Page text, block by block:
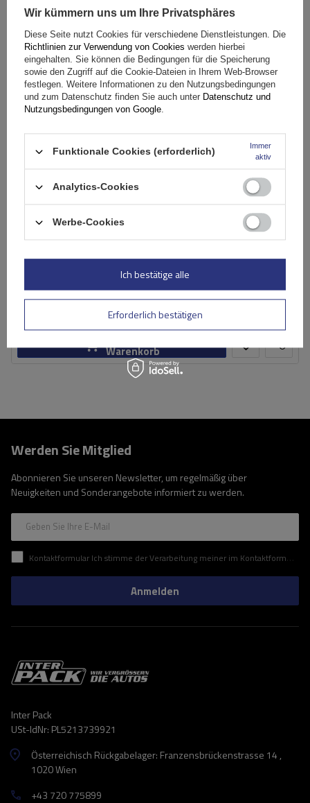
Peruzzo Firenze 2 E-Bike – Heckklappen-Fahrradträger
Maximales Fahrradgewicht:
22,5 kg
Nutzlast der Haltebügel:
45 kg
kompatibel mit Elektrofahrrädern
Aluminiumkonstruktion
179,99 €inkl. MwSt
Große Menge verfügbar Wir versenden schon am
Warenkorb
Werden Sie Mitglied
Abonnieren Sie unseren Newsletter, um regelmäßig über
Neuigkeiten und Sonderangebote informiert zu werden.
Geben Sie Ihre E-Mail
Kontaktformular Ich stimme der Verarbeitung meiner im Kontaktformular enthaltenen personenbezogenen Daten gemäß der Verordnung (EU) des Europäischen Parlaments und des Rates zu.
Anmelden
Inter Pack
USt-IdNr: PL5213739921
Österreichisch Rückgabelager: Franzensbrückenstrasse 14 ,
1020 Wien
+43 720 775899
Wir kümmern uns um Ihre Privatsphäres
Diese Seite nutzt Cookies für verschiedene Dienstleistungen. Die
Richtlinien zur Verwendung von Cookies werden hierbei
eingehalten. Sie können die Bedingungen für die Speicherung
sowie den Zugriff auf die Cookie-Dateien in Ihrem Web-Browser
festlegen. Weitere Informationen zu den Nutzungsbedingungen
und zum Datenschutz finden Sie auch unter Datenschutz und
Nutzungsbedingungen von Google.
Funktionale Cookies (erforderlich)
Immer
aktiv
Analytics-Cookies
Werbe-Cookies
Erforderlich bestätigen
Ich bestätige alle